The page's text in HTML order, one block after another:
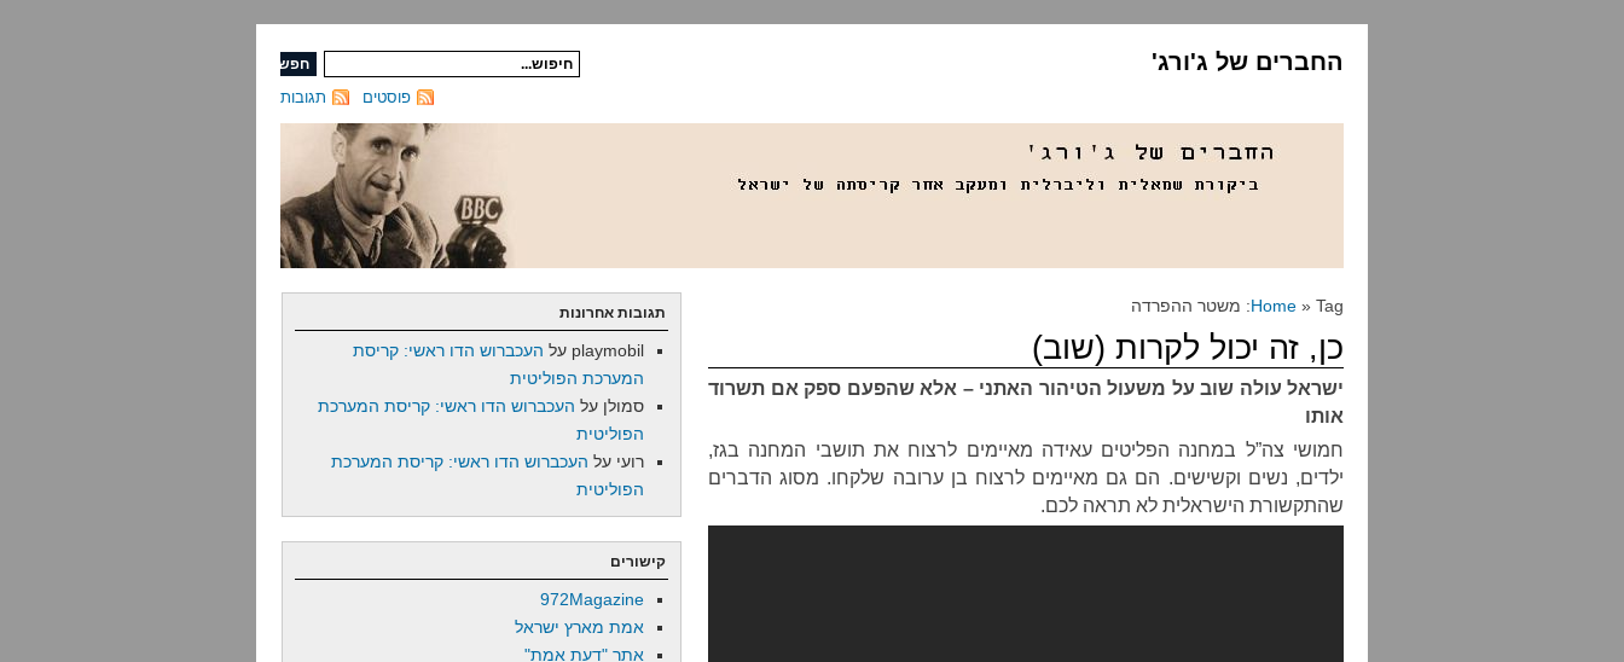
החברים של ג'ורג'
תגובות פוסטים
Home » Tag: משטר ההפרדה
כן, זה יכול לקרות (שוב)
ישראל עולה שוב על משעול הטיהור האתני – אלא שהפעם ספק אם תשרוד
אותו
חמושי צה”ל במחנה הפליטים עאידה מאיימים לרצוח את תושבי המחנה בגז,
ילדים, נשים וקשישים. הם גם מאיימים לרצוח בן ערובה שלקחו. מסוג הדברים
שהתקשורת הישראלית לא תראה לכם.
תגובות אחרונות
playmobil על העכברוש הדו ראשי: קריסת
המערכת הפוליטית
סמולן על העכברוש הדו ראשי: קריסת המערכת
הפוליטית
רועי על העכברוש הדו ראשי: קריסת המערכת
הפוליטית
קישורים
972Magazine
אמת מארץ ישראל
אתר "דעת אמת"